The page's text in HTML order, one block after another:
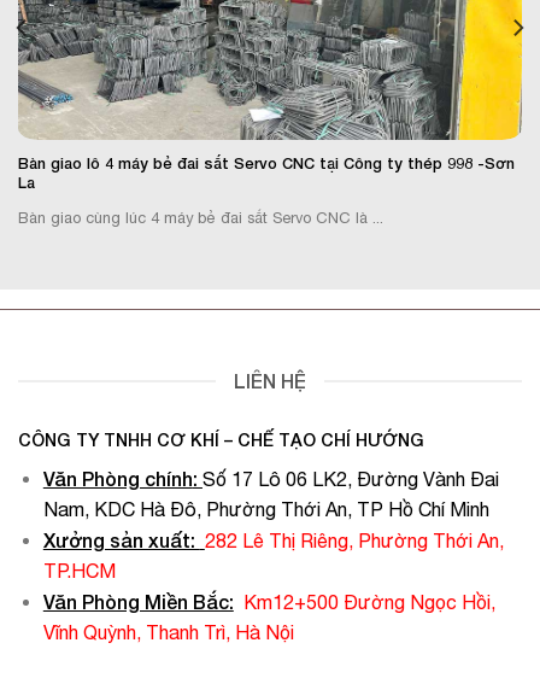
Bàn giao lô 4 máy bẻ đai sắt Servo CNC tại Công ty thép 998 -Sơn
La
Bàn giao cùng lúc 4 máy bẻ đai sắt Servo CNC là ...
LIÊN HỆ
CÔNG TY TNHH CƠ KHÍ – CHẾ TẠO CHÍ HƯỚNG
Văn Phòng chính: Số 17 Lô 06 LK2, Đường Vành Đai
Nam, KDC Hà Đô, Phường Thới An, TP Hồ Chí Minh
Xưởng sản xuất: 282 Lê Thị Riêng, Phường Thới An,
TP.HCM
Văn Phòng Miền Bắc:
Km12+500 Đường Ngọc Hồi,
Vĩnh Quỳnh, Thanh Trì, Hà Nội